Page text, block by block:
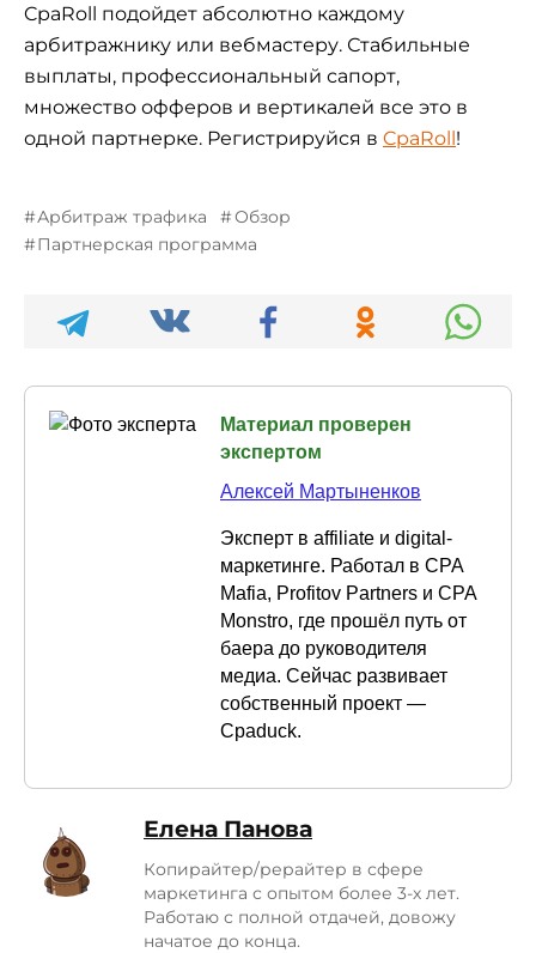
CpaRoll подойдет абсолютно каждому
арбитражнику или вебмастеру. Стабильные
выплаты, профессиональный сапорт,
множество офферов и вертикалей все это в
одной партнерке. Регистрируйся в CpaRoll!
Арбитраж трафика
Обзор
Партнерская программа
Материал проверен
экспертом
Алексей Мартыненков
Эксперт в affiliate и digital-
маркетинге. Работал в CPA
Mafia, Profitov Partners и CPA
Monstro, где прошёл путь от
баера до руководителя
медиа. Сейчас развивает
собственный проект —
Cpaduck.
Елена Панова
Копирайтер/рерайтер в сфере
маркетинга с опытом более 3-х лет.
Работаю с полной отдачей, довожу
начатое до конца.